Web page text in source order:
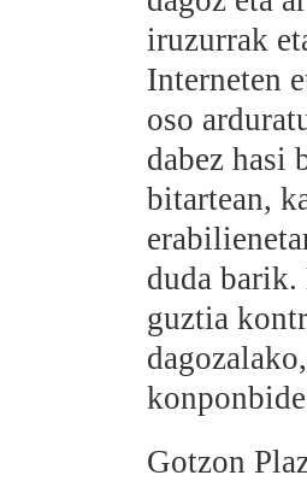
iruzurrak
Interneten
oso
dabez hasi
bitartean,
duda
guztia
Gotzon